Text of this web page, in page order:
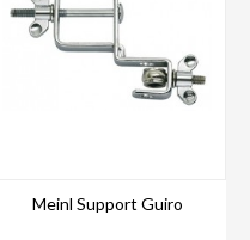
Meinl Support Guiro